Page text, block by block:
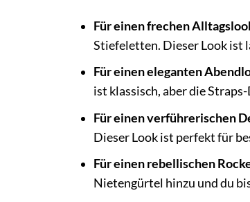
Für einen frechen
Stiefeletten. Dieser Look ist
Für einen eleganten
ist klassisch, aber die
Für einen verführerischen
Dieser Look ist perfekt für
Für einen rebellischen
Nietengürtel hinzu und du